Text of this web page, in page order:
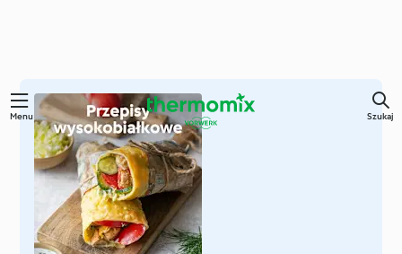
Przejdź
głównej
treści
Menu Szukaj